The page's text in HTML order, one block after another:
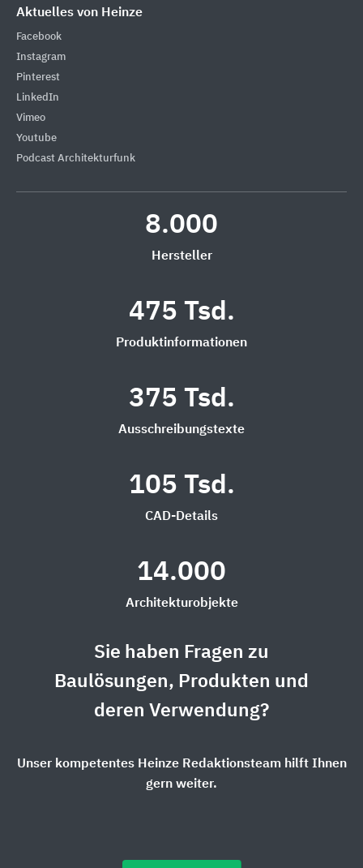
Aktuelles von Heinze
Facebook
Instagram
Pinterest
LinkedIn
Vimeo
Youtube
Podcast Architekturfunk
8.000
Hersteller
475 Tsd.
Produktinformationen
375 Tsd.
Ausschreibungstexte
105 Tsd.
CAD-Details
14.000
Architekturobjekte
Sie haben Fragen zu
Baulösungen, Produkten und
deren Verwendung?
Unser kompetentes Heinze Redaktionsteam hilft Ihnen
gern weiter.